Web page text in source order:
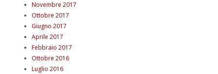
Novembre 2017
Ottobre 2017
Giugno 2017
Aprile 2017
Febbraio 2017
Ottobre 2016
Luglio 2016